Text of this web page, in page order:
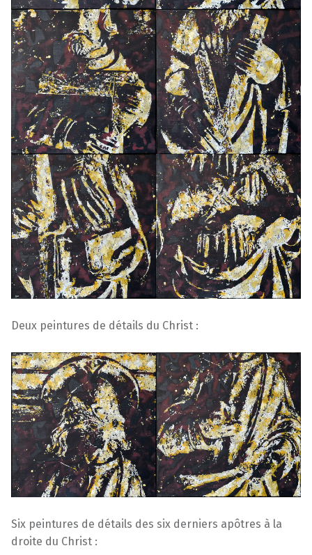
Deux peintures de détails du Christ :
Six peintures de détails des six derniers apôtres à la
droite du Christ :